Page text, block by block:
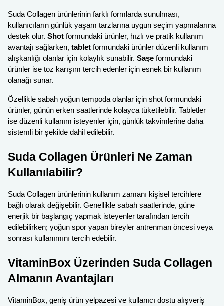
Suda Collagen ürünlerinin farklı formlarda sunulması,
kullanıcıların günlük yaşam tarzlarına uygun seçim yapmalarına
destek olur. Shot formundaki ürünler, hızlı ve pratik kullanım
avantajı sağlarken, tablet formundaki ürünler düzenli kullanım
alışkanlığı olanlar için kolaylık sunabilir. Saşe formundaki
ürünler ise toz karışım tercih edenler için esnek bir kullanım
olanağı sunar.
Özellikle sabah yoğun tempoda olanlar için shot formundaki
ürünler, günün erken saatlerinde kolayca tüketilebilir. Tabletler
ise düzenli kullanım isteyenler için, günlük takvimlerine daha
sistemli bir şekilde dahil edilebilir.
Suda Collagen Ürünleri Ne Zaman
Kullanılabilir?
Suda Collagen ürünlerinin kullanım zamanı kişisel tercihlere
bağlı olarak değişebilir. Genellikle sabah saatlerinde, güne
enerjik bir başlangıç yapmak isteyenler tarafından tercih
edilebilirken; yoğun spor yapan bireyler antrenman öncesi veya
sonrası kullanımını tercih edebilir.
VitaminBox Üzerinden Suda Collagen
Almanın Avantajları
VitaminBox, geniş ürün yelpazesi ve kullanıcı dostu alışveriş